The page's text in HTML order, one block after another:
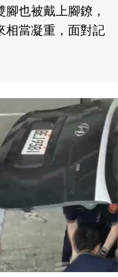
也被戴上腳鐐，
相當凝重，面對記